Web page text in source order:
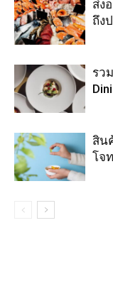
ส่ง
ถึง
รว
สิน
โจ